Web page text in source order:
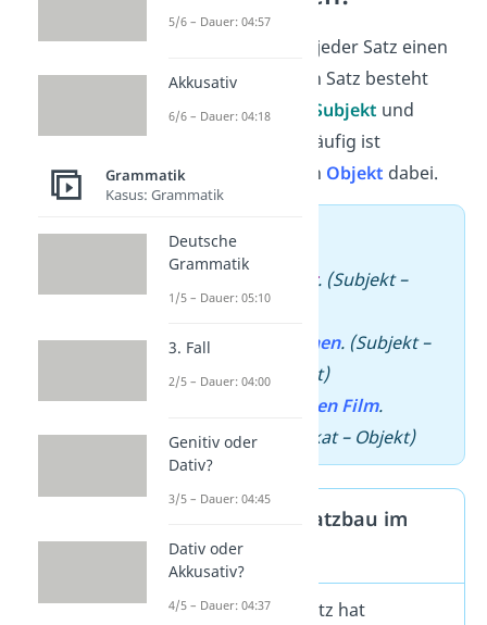
Im Deutschen hat jeder Satz einen
klaren Satzbau. Ein Satz besteht
immer aus einem
Subjekt und
. Häufig ist
zusätzlich noch ein Objekt dabei.
➡️ Beispiel
. (Subjekt –
–Ich Kuchen. (Subjekt –
Prädikat – Objekt)
einen Film.
(Subjekt – Prädikat – Objekt)
Grundregel: Satzbau im
Deutschen
Ein deutscher Satz hat
5/6 – Dauer: 04:57
Akkusativ
6/6 – Dauer: 04:18
Grammatik
Kasus: Grammatik
Deutsche
Grammatik
1/5 – Dauer: 05:10
3. Fall
2/5 – Dauer: 04:00
Genitiv oder
Dativ?
3/5 – Dauer: 04:45
Dativ oder
Akkusativ?
4/5 – Dauer: 04:37